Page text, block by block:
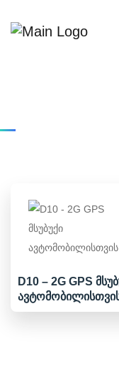
D10 – 2G GPS